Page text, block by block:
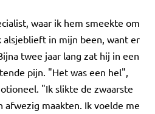
waar ik hem smeekte om
alsjeblieft in mijn been, want er
twee jaar lang zat hij in een
pijn. "Het was een hel",
"Ik slikte de zwaarste
afwezig maakten. Ik voelde me